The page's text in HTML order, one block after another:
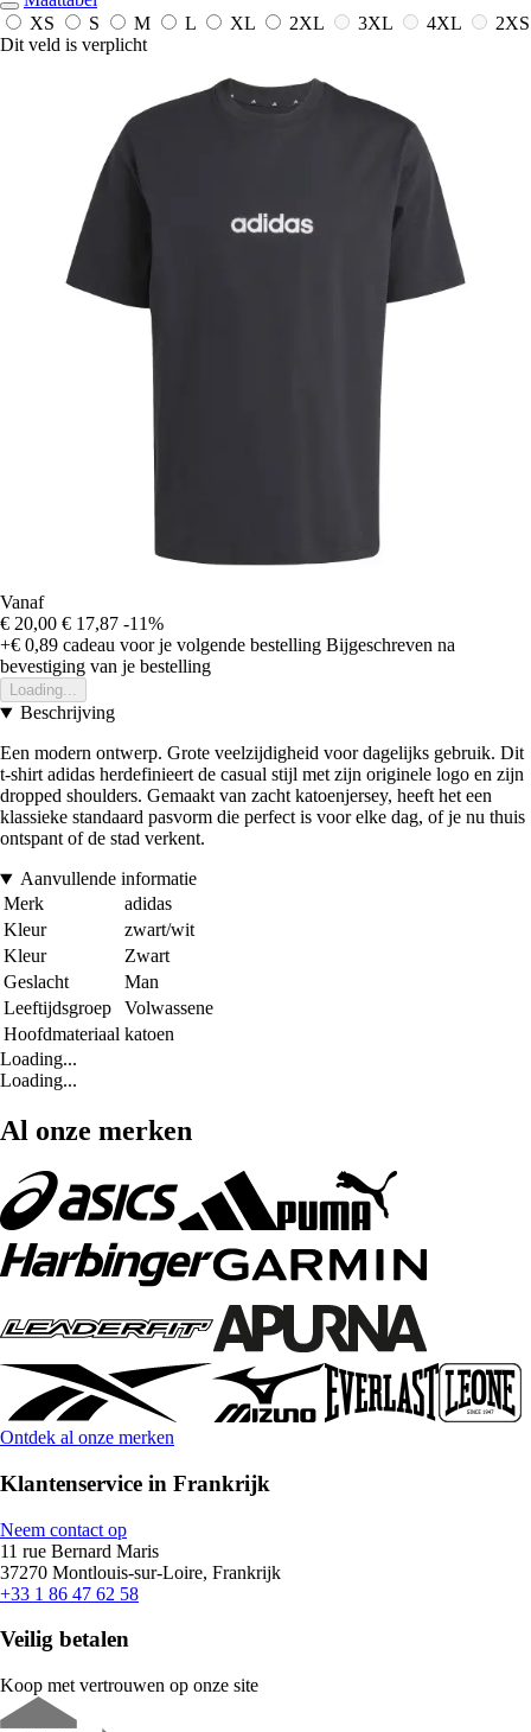
XS
S M L XL 2XL 3XL 4XL
2XS
Dit veld is verplicht
Vanaf
€ 20,00 € 17,87 -11%
+€ 0,89 cadeau voor je volgende bestelling Bijgeschreven na
bevestiging van je bestelling
Loading...
Beschrijving
Een modern ontwerp. Grote veelzijdigheid voor dagelijks gebruik. Dit
t-shirt adidas herdefinieert de casual stijl met zijn originele logo en zijn
dropped shoulders. Gemaakt van zacht katoenjersey, heeft het een
klassieke standaard pasvorm die perfect is voor elke dag, of je nu thuis
ontspant of de stad verkent.
Aanvullende informatie
Merk
adidas
Kleur
zwart/wit
Kleur
Zwart
Geslacht
Man
Leeftijdsgroep
Volwassene
Hoofdmateriaal katoen
Loading...
Loading...
Al onze merken
Ontdek al onze merken
Klantenservice in Frankrijk
Neem contact op
11 rue Bernard Maris
37270 Montlouis-sur-Loire, Frankrijk
+33 1 86 47 62 58
Veilig betalen
Koop met vertrouwen op onze site